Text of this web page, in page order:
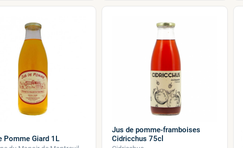
Pomme Giard 1L
Jus de pomme-framboises
Cidricchus 75cl